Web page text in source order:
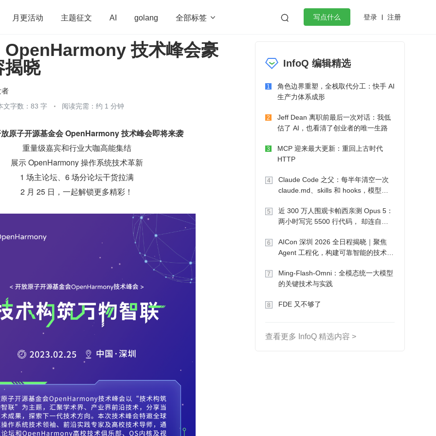
月更活动 主题征文 AI golang 全部标签   写点什么 登录 注册
算法 学习方法 Web3.0 高效工作
员 运维 微服务架构 flutter
OpenHarmony 技术峰会豪
揭晓
者
文字数：83 字 阅读完需：约 1 分钟
原子开源基金会 OpenHarmony 技术峰会即将来袭
重量级嘉宾和行业大咖高能集结
展示 OpenHarmony 操作系统技术革新
1 场主论坛、6 场分论坛干货拉满
2 月 25 日，一起解锁更多精彩！
InfoQ 编辑精选
1
角色边界重塑，全栈取代分工：快手 AI
生产力体系成形
2
Jeff Dean 离职前最后一次对话：我低
估了 AI，也看清了创业者的唯一生路
3
MCP 迎来最大更新：重回上古时代
HTTP
4
Claude Code 之父：每半年清空一次
claude.md、skills 和 hooks，模型自
5
近 300 万人围观卡帕西亲测 Opus 5：
两小时写完 5500 行代码， 却连自己
6
AICon 深圳 2026 全日程揭晓｜聚焦
Agent 工程化，构建可靠智能的技术路
7
Ming-Flash-Omni：全模态统一大模型
的关键技术与实践
8 FDE 又不够了
查看更多 InfoQ 精选内容 >